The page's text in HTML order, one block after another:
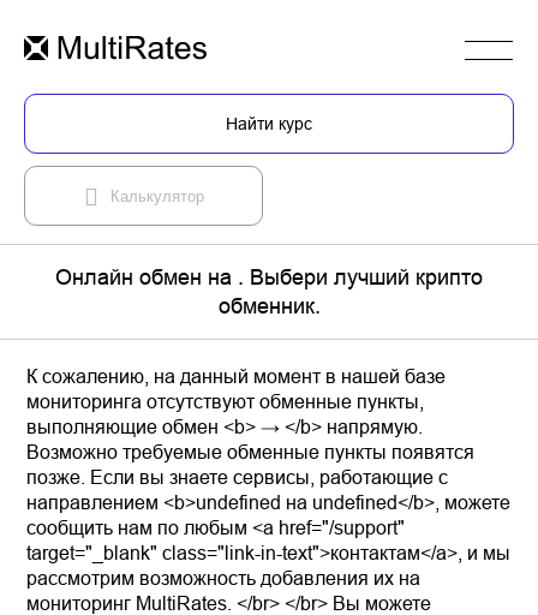
Найти курс
Калькулятор
Онлайн обмен на . Выбери лучший крипто
обменник.
К сожалению, на данный момент в нашей базе
мониторинга отсутствуют обменные пункты,
выполняющие обмен <b> → </b> напрямую.
Возможно требуемые обменные пункты появятся
позже. Если вы знаете сервисы, работающие с
направлением <b>undefined на undefined</b>, можете
сообщить нам по любым <a href="/support"
target="_blank" class="link-in-text">контактам</a>, и мы
рассмотрим возможность добавления их на
мониторинг MultiRates. </br> </br> Вы можете